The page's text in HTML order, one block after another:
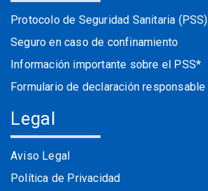
Protocolo de Seguridad Sanitaria (PSS)
Seguro en caso de confinamiento
Información importante sobre el PSS*
Formulario de declaración responsable
Legal
Aviso Legal
Política de Privacidad